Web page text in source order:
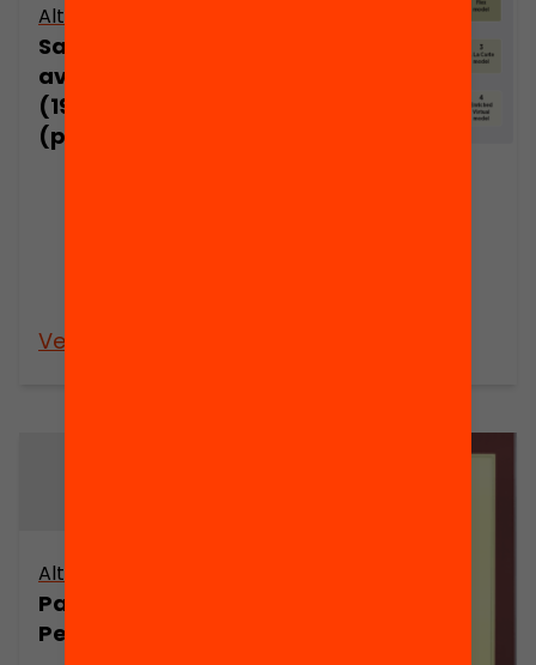
Altres arxius
Sant Medir, ahir,
avui i demà
(1948-1996)
(part 1)
Veure’n més
Altres arxius
Parroquia St.
Pere Nolasco